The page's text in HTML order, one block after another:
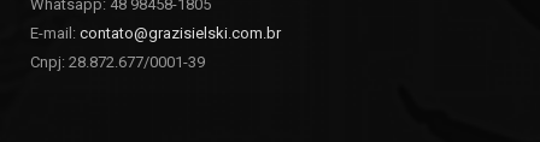
Whatsapp: 48 98458-1805
E-mail: contato@grazisielski.com.br
Cnpj: 28.872.677/0001-39